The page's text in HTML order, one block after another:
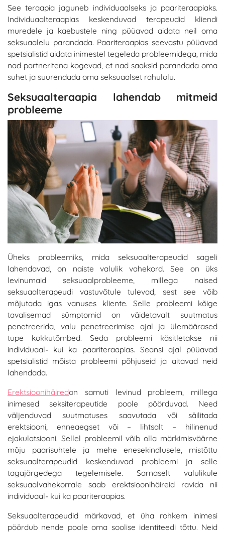
See teraapia jaguneb individuaalseks ja paariteraapiaks.
Individuaalteraapias keskenduvad terapeudid kliendi
muredele ja kaebustele ning püüavad aidata neil oma
seksuaalelu parandada. Paariteraapias seevastu püüavad
spetsialistid aidata inimestel tegeleda probleemidega, mida
nad partneritena kogevad, et nad saaksid parandada oma
suhet ja suurendada oma seksuaalset rahulolu.
Seksuaalteraapia lahendab mitmeid
probleeme
Üheks probleemiks, mida seksuaalterapeudid sageli
lahendavad, on naiste valulik vahekord. See on üks
levinumaid seksuaalprobleeme, millega naised
seksuaalterapeudi vastuvõtule tulevad, sest see võib
mõjutada igas vanuses kliente. Selle probleemi kõige
tavalisemad sümptomid on väidetavalt suutmatus
penetreerida, valu penetreerimise ajal ja ülemäärased
tupe kokkutõmbed. Seda probleemi käsitletakse nii
individuaal- kui ka paariteraapias. Seansi ajal püüavad
spetsialistid mõista probleemi põhjuseid ja aitavad neid
lahendada.
Erektsioonihäiredon samuti levinud probleem, millega
inimesed seksiterapeutide poole pöörduvad. Need
väljenduvad suutmatuses saavutada või säilitada
erektsiooni, enneaegset või – lihtsalt – hilinenud
ejakulatsiooni. Sellel probleemil võib olla märkimisväärne
mõju paarisuhtele ja mehe enesekindlusele, mistõttu
seksuaalterapeudid keskenduvad probleemi ja selle
tagajärgedega tegelemisele. Sarnaselt valulikule
seksuaalvahekorrale saab erektsioonihäireid ravida nii
individuaal- kui ka paariteraapias.
Seksuaalterapeudid märkavad, et üha rohkem inimesi
pöördub nende poole oma soolise identiteedi tõttu. Neid